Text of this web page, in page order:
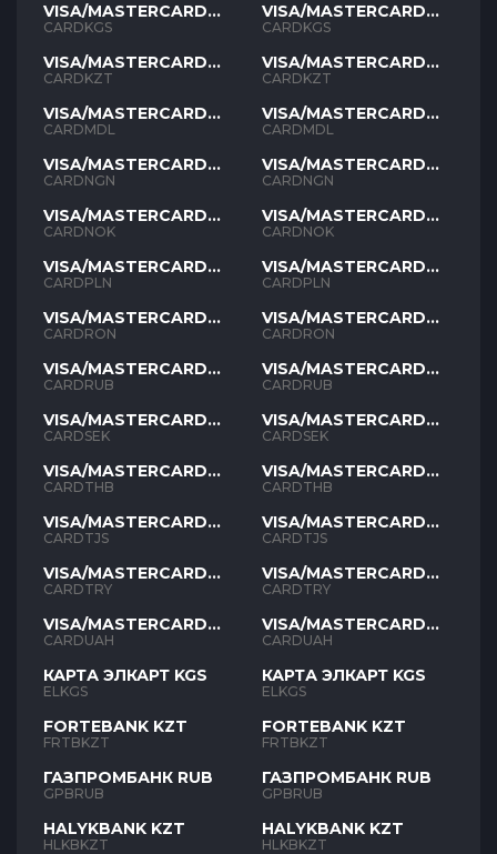
VISA/MASTERCARD
KGS
CARDKGS
VISA/MASTERCARD
KZT
CARDKZT
VISA/MASTERCARD
MDL
CARDMDL
VISA/MASTERCARD
NGN
CARDNGN
VISA/MASTERCARD
NOK
CARDNOK
VISA/MASTERCARD
PLN
CARDPLN
VISA/MASTERCARD
RON
CARDRON
VISA/MASTERCARD
RUB
CARDRUB
VISA/MASTERCARD
SEK
CARDSEK
VISA/MASTERCARD
THB
CARDTHB
VISA/MASTERCARD
TJS
CARDTJS
VISA/MASTERCARD
TYR
CARDTRY
VISA/MASTERCARD
UAH
CARDUAH
КАРТА ЭЛКАРТ KGS
ELKGS
FORTEBANK KZT
FRTBKZT
ГАЗПРОМБАНК RUB
GPBRUB
HALYKBANK KZT
HLKBKZT
VISA/MASTERCARD
KGS
CARDKGS
VISA/MASTERCARD
KZT
CARDKZT
VISA/MASTERCARD
MDL
CARDMDL
VISA/MASTERCARD
NGN
CARDNGN
VISA/MASTERCARD
NOK
CARDNOK
VISA/MASTERCARD
PLN
CARDPLN
VISA/MASTERCARD
RON
CARDRON
VISA/MASTERCARD
RUB
CARDRUB
VISA/MASTERCARD
SEK
CARDSEK
VISA/MASTERCARD
THB
CARDTHB
VISA/MASTERCARD
TJS
CARDTJS
VISA/MASTERCARD
TYR
CARDTRY
VISA/MASTERCARD
UAH
CARDUAH
КАРТА ЭЛКАРТ KGS
ELKGS
FORTEBANK KZT
FRTBKZT
ГАЗПРОМБАНК RUB
GPBRUB
HALYKBANK KZT
HLKBKZT